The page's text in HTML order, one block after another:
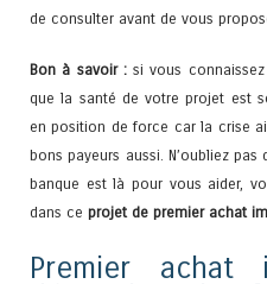
de consulter avant de vous
Bon à savoir :si vous
que la santé de votre projet est
en position de force car la crise
bons payeurs aussi. N’oubliez
banque est là pour vous aider,
dans ce projet de premier achat
Premier achat